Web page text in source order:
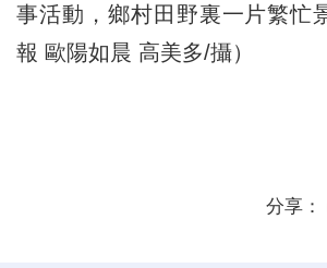
事活動，鄉村田野裏一片繁忙
報 歐陽如晨 高美多/攝）
分享：